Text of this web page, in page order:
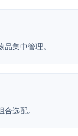
集中管理。
选配。